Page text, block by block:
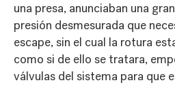
una presa, anunciaban una
presión desmesurada que
escape, sin el cual la rotura
como si de ello se tratara,
válvulas del sistema para que